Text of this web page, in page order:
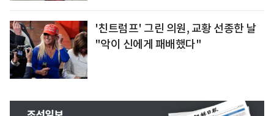
'친트럼프' 그린 의원, 교황 선종한 날
"악이 신에게 패배했다"